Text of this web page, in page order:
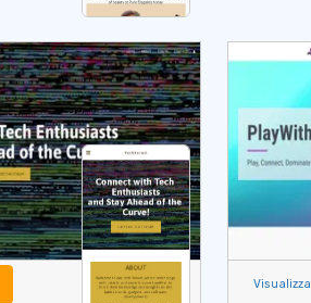
Visualizza